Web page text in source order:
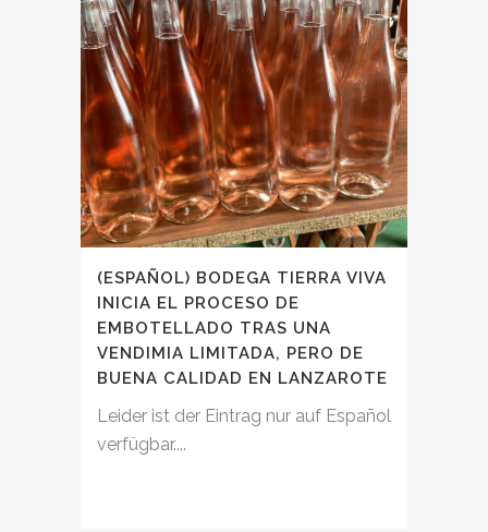
(ESPAÑOL) BODEGA TIERRA VIVA
INICIA EL PROCESO DE
EMBOTELLADO TRAS UNA
VENDIMIA LIMITADA, PERO DE
BUENA CALIDAD EN LANZAROTE
Leider ist der Eintrag nur auf Español
verfügbar....